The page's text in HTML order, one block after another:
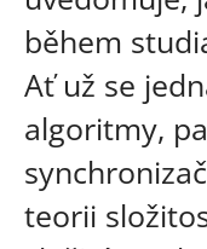
během
Ať už se
algoritmy,
teorii